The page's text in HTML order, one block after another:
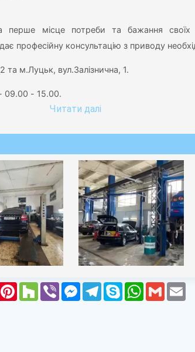
місце потреби та бажання своїх
професійну консультацію з приводу
м.Луцьк, вул.Залізнична, 1.
Пн-Пт - 09.00-18.00, Сб - 09.00 - 15.00.
Читати далi
Pinterest
HouzzViber Messenger
Telegram
Skype WhatsApp
Gmail